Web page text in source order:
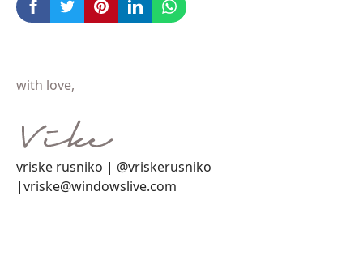
with love,
vriske rusniko | @vriskerusniko
|vriske@windowslive.com